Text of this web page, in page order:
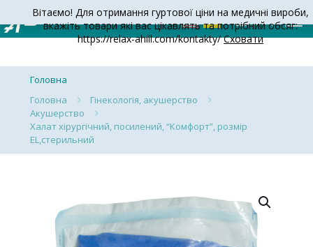
Головна
Головна
Гінекологія, акушерство
Акушерство
Халат хірургічний, посилений, “Комфорт”, розмір
EL,стерильний
Вітаємо! Для отримання гуртової ціни на медичні вироби,
вкажіть товари які вас цікавлять та потрібний обсяг:
https://relax-ahill.com/kontakty/Сховати